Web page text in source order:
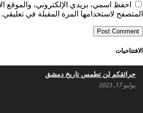
احفظ اسمي، بريدي الإلكتروني، والموقع
المتصفح لاستخدامها المرة المقبلة في تعليقي.
الافتتاحيات
حرائقكم لن تطمس تاريخ دمشق
يوليو 17, 2023